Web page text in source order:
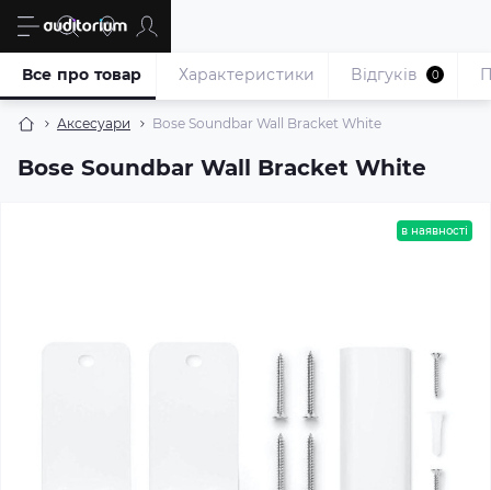
Аксесуари Bose Soundbar Wall Bracket White
Bose Soundbar Wall Bracket White
Все про товар Характеристики Відгуків 0
в наявності